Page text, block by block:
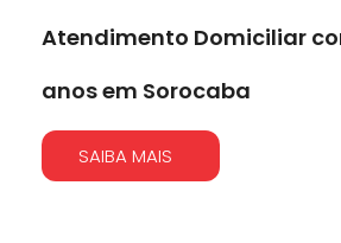
Atendimento Domiciliar
anos em Sorocaba
SAIBA MAIS